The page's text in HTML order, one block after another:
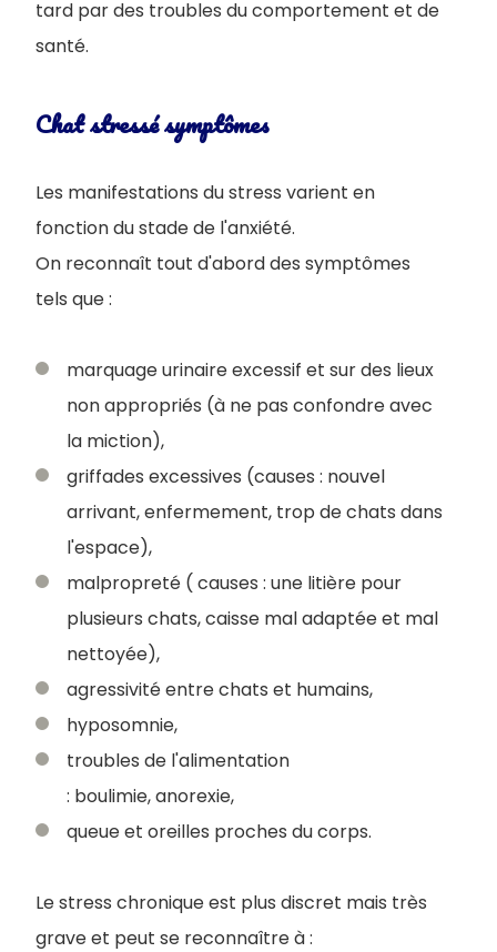
tard par des troubles du comportement et de
santé.
Chat stressé symptômes
Les manifestations du stress varient en
fonction du stade de l'anxiété.
On reconnaît tout d'abord des symptômes
tels que :
marquage urinaire excessif et sur des lieux
non appropriés (à ne pas confondre avec
la miction),
griffades excessives (causes : nouvel
arrivant, enfermement, trop de chats dans
l'espace),
malpropreté ( causes : une litière pour
plusieurs chats, caisse mal adaptée et mal
nettoyée),
agressivité entre chats et humains,
hyposomnie,
troubles de l'alimentation
: boulimie, anorexie,
queue et oreilles proches du corps.
Le stress chronique est plus discret mais très
grave et peut se reconnaître à :